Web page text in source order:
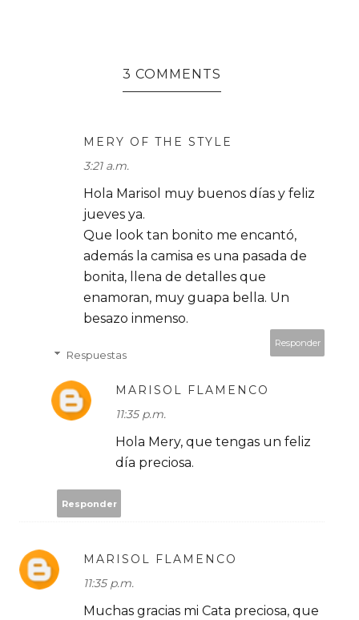
3 COMMENTS
MERY OF THE STYLE
3:21 a.m.
Hola Marisol muy buenos días y feliz
jueves ya.
Que look tan bonito me encantó,
además la camisa es una pasada de
bonita, llena de detalles que
enamoran, muy guapa bella. Un
besazo inmenso.
Responder
Respuestas
MARISOL FLAMENCO
11:35 p.m.
Hola Mery, que tengas un feliz
día preciosa.
Responder
MARISOL FLAMENCO
11:35 p.m.
Muchas gracias mi Cata preciosa, que